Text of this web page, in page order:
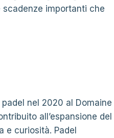
importanti che
nel 2020 al Domaine
all’espansione del
e curiosità. Padel